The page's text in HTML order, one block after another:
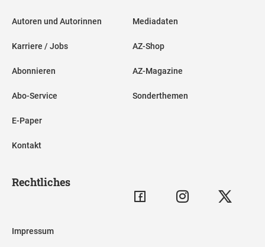
Autoren und Autorinnen
Karriere / Jobs
Abonnieren
Abo-Service
E-Paper
Kontakt
Mediadaten
AZ-Shop
AZ-Magazine
Sonderthemen
Rechtliches
Impressum